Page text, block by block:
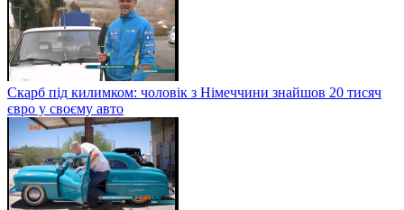
Скарб під килимком: чоловік з Німеччини знайшов 20 тисяч
євро у своєму авто